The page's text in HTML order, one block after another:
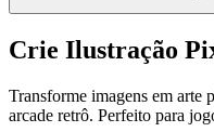
Crie Ilustração
Transforme imagens em arte
arcade retrô. Perfeito para